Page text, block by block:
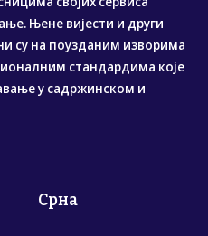
Њене вијести и други
су на поузданим изворима
стандардима које
у садржинском и
Срна